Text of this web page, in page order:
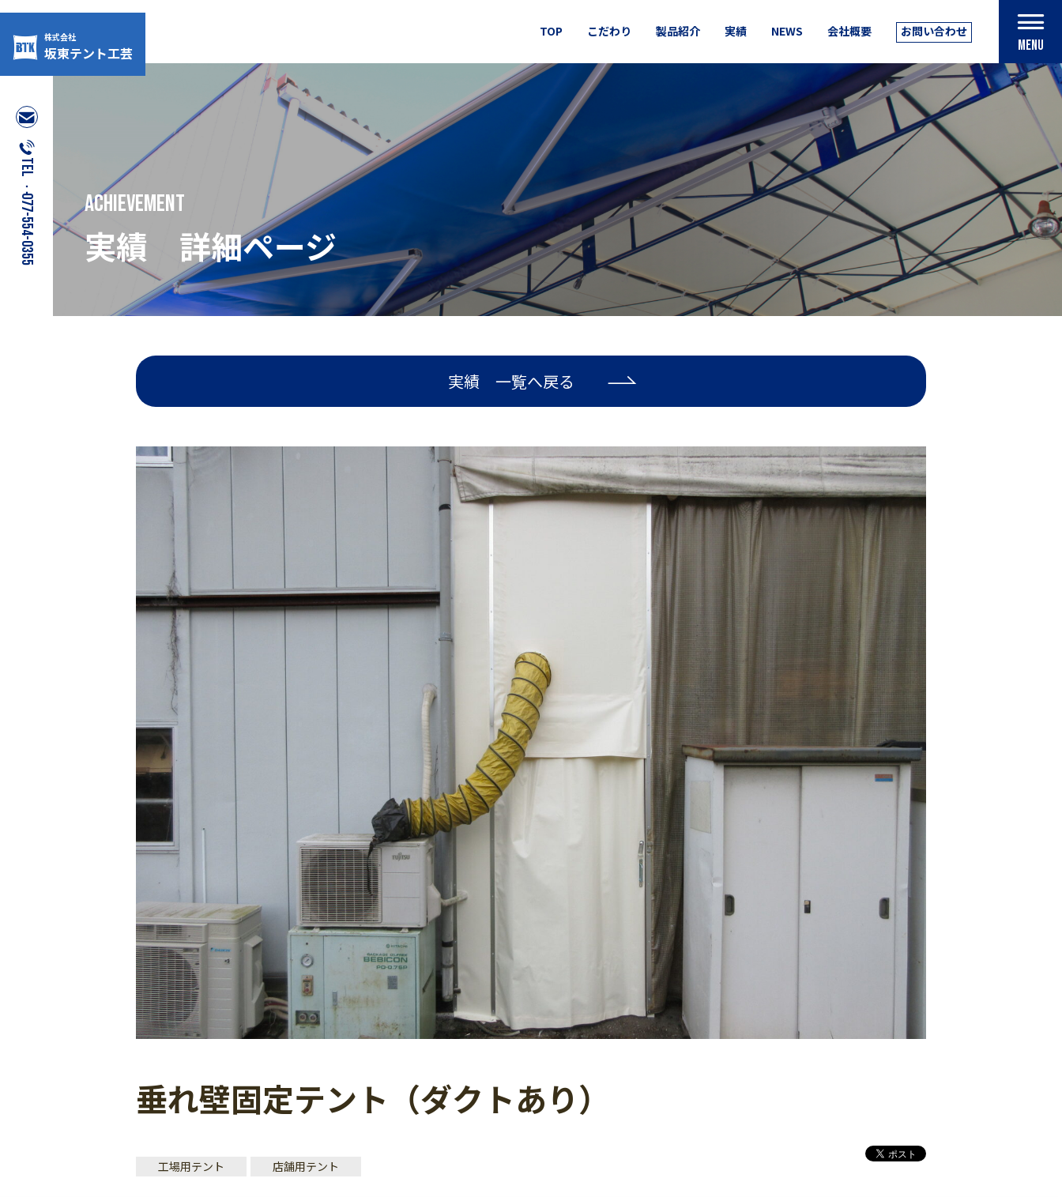
content
株式会社
坂東テント工芸
TOP こだわり 製品紹介 実績 NEWS 会社概要 お問い合わせ
MENU
achievement
実績 詳細ページ
TEL：077-554-0355
実績 一覧へ戻る
垂れ壁固定テント（ダクトあり）
工場用テント 店舗用テント